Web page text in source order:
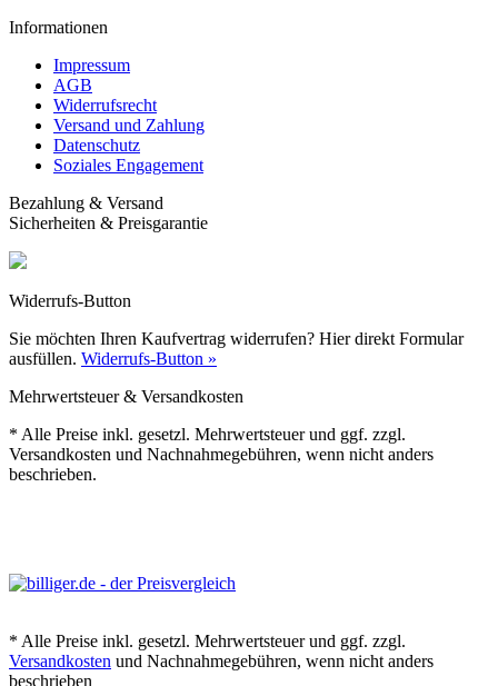
Informationen
Impressum
AGB
Widerrufsrecht
Versand und Zahlung
Datenschutz
Soziales Engagement
Bezahlung & Versand
Sicherheiten & Preisgarantie
Widerrufs-Button
Sie möchten Ihren Kaufvertrag widerrufen? Hier direkt Formular
ausfüllen. Widerrufs-Button »
Mehrwertsteuer & Versandkosten
* Alle Preise inkl. gesetzl. Mehrwertsteuer und ggf. zzgl.
Versandkosten und Nachnahmegebühren, wenn nicht anders
beschrieben.
* Alle Preise inkl. gesetzl. Mehrwertsteuer und ggf. zzgl.
Versandkosten und Nachnahmegebühren, wenn nicht anders
beschrieben